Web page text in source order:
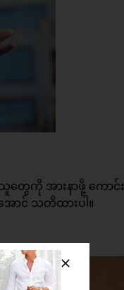
ေကို အားနာဖို့ ကောင်း
ာင် သတိထားပါ။